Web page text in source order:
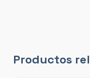
Productos